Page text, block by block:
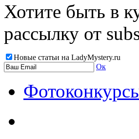
Хотите быть в
рассылку от
Новые статьи на LadyMystery.ru
Ок